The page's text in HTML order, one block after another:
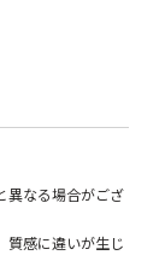
異なる場合がござ
質感に違いが生じ